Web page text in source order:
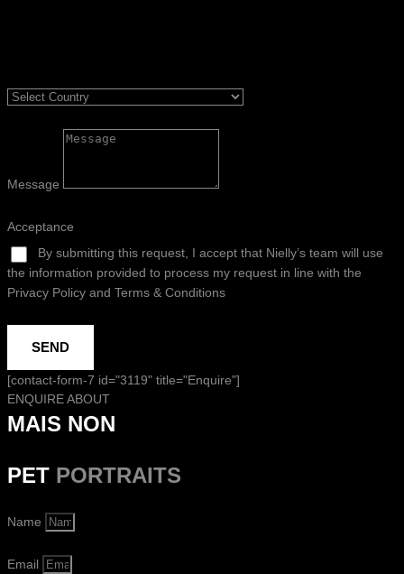
Message
Acceptance
By submitting this request, I accept that Nielly’s team will use
the information provided to process my request in line with the
Privacy Policy and Terms & Conditions
SEND
[contact-form-7 id="3119" title="Enquire"]
ENQUIRE ABOUT
MAIS NON
PET PORTRAITS
Name
Email